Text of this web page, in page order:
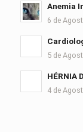
Anemia
6 de
5 de
HÉRNIA
4 de